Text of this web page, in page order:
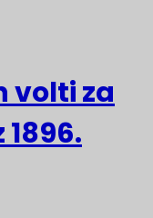
volti za